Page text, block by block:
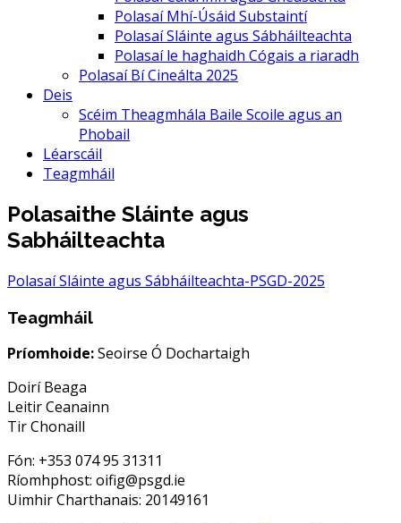
Polasaí Mhí-Úsáid Substaintí
Polasaí Sláinte agus Sábháilteachta
Polasaí le haghaidh Cógais a riaradh
Polasaí Bí Cineálta 2025
Deis
Scéim Theagmhála Baile Scoile agus an
Phobail
Léarscáil
Teagmháil
Polasaithe Sláinte agus
Sabháilteachta
Polasaí Sláinte agus Sábháilteachta-PSGD-2025
Teagmháil
Príomhoide:Seoirse Ó Dochartaigh
Doirí Beaga
Leitir Ceanainn
Tir Chonaill
Fón: +353 074 95 31311
Ríomhphost: oifig@psgd.ie
Uimhir Charthanais: 20149161